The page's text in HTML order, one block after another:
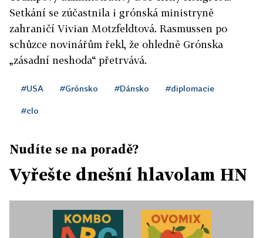
Setkání se zúčastnila i grónská ministryně
zahraničí Vivian Motzfeldtová. Rasmussen po
schůzce novinářům řekl, že ohledně Grónska
„zásadní neshoda“ přetrvává.
#USA #Grónsko #Dánsko #diplomacie
#clo
Nudíte se na poradě?
Vyřešte dnešní hlavolam HN